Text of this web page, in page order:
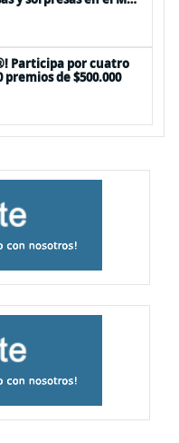
Participa por cuatro
de $500.000